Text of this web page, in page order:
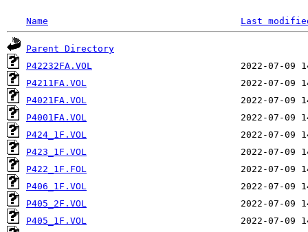
Name Last
Parent Directory
P42232FA.VOL
P4211FA.VOL
P4021FA.VOL
P4001FA.VOL
P424_1F.VOL
P423_1F.VOL
P422_1F.FOL
P406_1F.VOL
P405_2F.VOL
P405_1F.VOL